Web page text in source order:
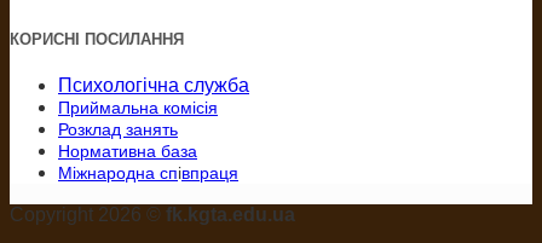
КОРИСНІ ПОСИЛАННЯ
Психологічна служба
Приймальна комісія
Розклад занять
Нормативна база
Міжнародна співпраця
Copyright 2026 © fk.kgta.edu.ua